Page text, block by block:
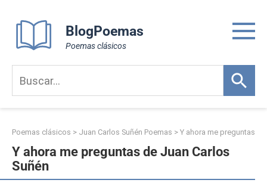
content
BlogPoemas
Poemas clásicos
Poemas clásicos > Juan Carlos Suñén Poemas > Y ahora me preguntas
Y ahora me preguntas de Juan Carlos
Suñén